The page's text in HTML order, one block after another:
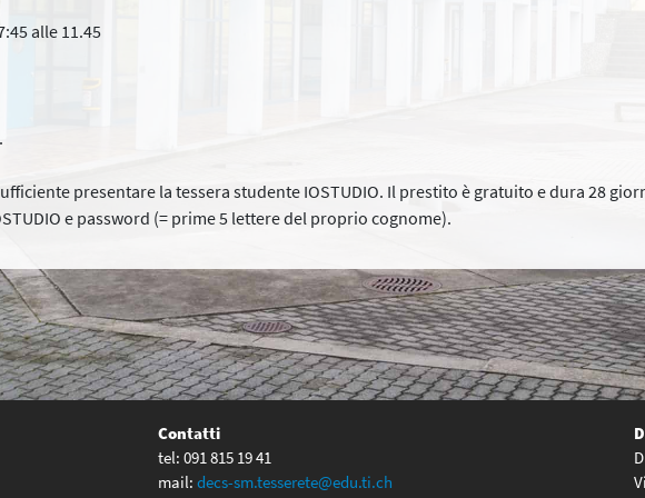
alle 11.45
.
presentare la tessera studente IOSTUDIO. Il prestito è gratuito e dura 28
e password (= prime 5 lettere del proprio cognome).
Contatti
tel: 091 815 19 41
mail:decs-sm.tesserete@edu.ti.ch